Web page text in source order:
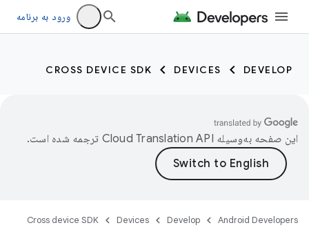
ورود به برنامه
DEVELOP
DEVICES
CROSS DEVICE SDK
این صفحه به‌وسیله ترجمه شده است.
Android Developers
Develop
Devices
Cross device SDK